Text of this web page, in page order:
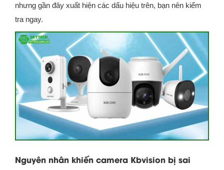
nhưng gần đây xuất hiện các dấu hiệu trên, bạn nên kiểm
tra ngay.
Nguyên nhân khiến camera Kbvision bị sai